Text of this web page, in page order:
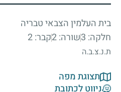
בית העלמין הצבאי טבריה
חלקה: 3
שורה: 2 קבר: 2
ת.נ.צ.ב.ה
תצוגת מפה
ניווט לכתובת